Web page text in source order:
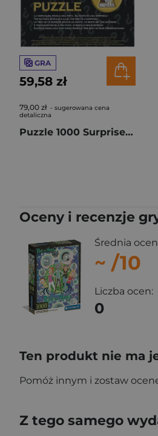
GRA
59,58 zł
79,00 zł - sugerowana cena
detaliczna
Puzzle 1000 Surprise Puzzle Rycerze 113801
Oceny i recenzje
Średnia
~ /10
Liczba ocen:
0
Ten produkt nie ma
Pomóż innym i zostaw
Z tego samego